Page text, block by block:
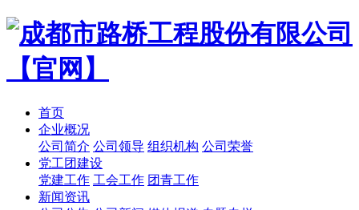
首页
企业概况
公司简介 公司领导 组织机构 公司荣誉
党工团建设
党建工作 工会工作 团青工作
新闻资讯